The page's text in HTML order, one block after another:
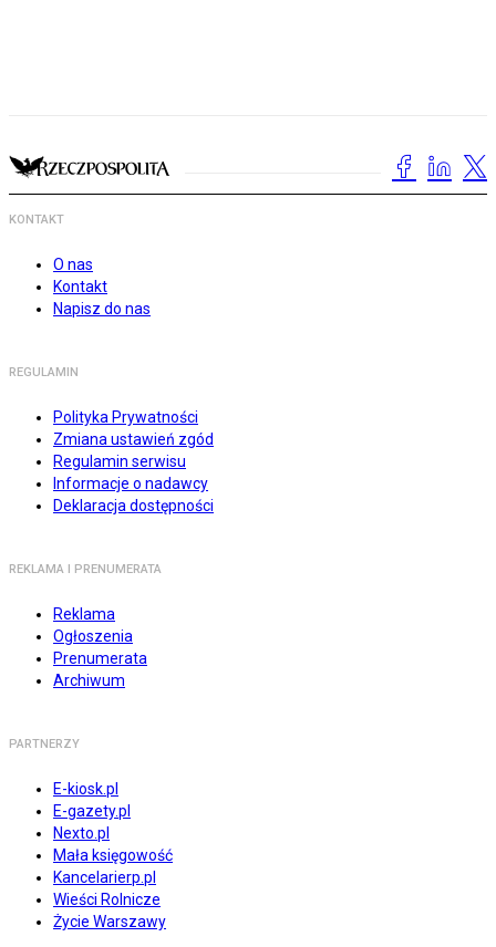
KONTAKT
O nas
Kontakt
Napisz do nas
REGULAMIN
Polityka Prywatności
Zmiana ustawień zgód
Regulamin serwisu
Informacje o nadawcy
Deklaracja dostępności
REKLAMA I PRENUMERATA
Reklama
Ogłoszenia
Prenumerata
Archiwum
PARTNERZY
E-kiosk.pl
E-gazety.pl
Nexto.pl
Mała księgowość
Kancelarierp.pl
Wieści Rolnicze
Życie Warszawy